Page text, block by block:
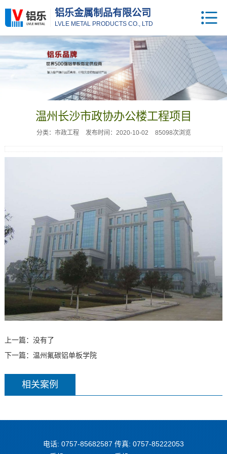
铝乐金属制品有限公司
LVLE METAL PRODUCTS CO., LTD
温州长沙市政协办公楼工程项目
分类：市政工程 发布时间：2020-10-02 85098次浏览
上一篇：没有了
下一篇： 温州氟碳铝单板学院
相关案例
电话: 0757-85682587 传真: 0757-85222053